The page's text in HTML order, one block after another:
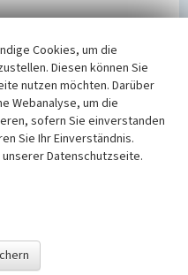
in Grimma, B18226,
Sächsische Werke
Sächsische Werke
Cookies, um die
Diesen können Sie
nutzen möchten. Darüber
Webanalyse, um die
sofern Sie einverstanden
Sie Ihr Einverständnis.
Datenschutzseite.